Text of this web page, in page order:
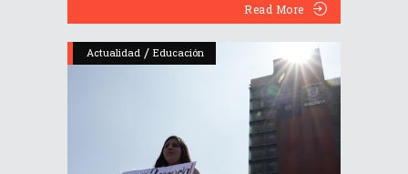
Read More
Actualidad / Educación